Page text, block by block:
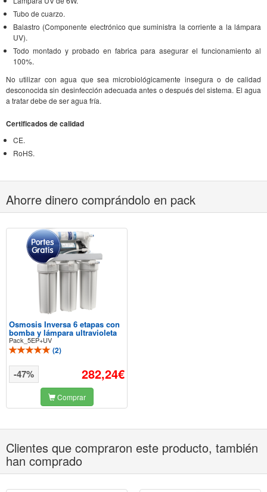
Tubo de cuarzo.
Balastro (Componente electrónico que suministra la corriente a la lámpara
UV).
Todo montado y probado en fabrica para asegurar el funcionamiento al
100%.
No utilizar con agua que sea microbiológicamente insegura o de calidad
desconocida sin desinfección adecuada antes o después del sistema. El agua
a tratar debe de ser agua fría.
Certificados de calidad
CE.
RoHS.
Ahorre dinero comprándolo en pack
Osmosis Inversa 6 etapas con
bomba y lámpara ultravioleta
Pack_5EP+UV
(2)
282,24€
-47%
Comprar
Clientes que compraron este producto, también
han comprado